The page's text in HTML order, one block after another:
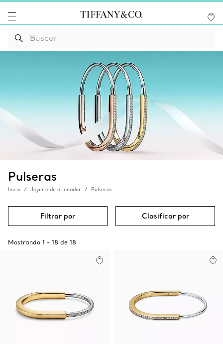
Pulseras
Inicio Joyería de diseñador Pulseras
Filtrar por Clasificar por
Mostrando 1 - 18 de 18